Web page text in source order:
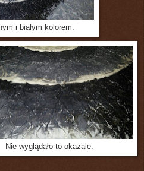
i białym kolorem.
Nie wyglądało to okazale.